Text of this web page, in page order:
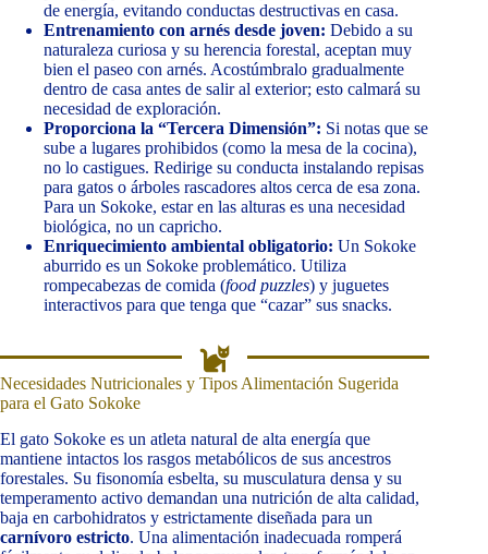
de energía, evitando conductas destructivas en casa.
Entrenamiento con arnés desde joven: Debido a su
naturaleza curiosa y su herencia forestal, aceptan muy
bien el paseo con arnés. Acostúmbralo gradualmente
dentro de casa antes de salir al exterior; esto calmará su
necesidad de exploración.
Proporciona la “Tercera Dimensión”: Si notas que se
sube a lugares prohibidos (como la mesa de la cocina),
no lo castigues. Redirige su conducta instalando repisas
para gatos o árboles rascadores altos cerca de esa zona.
Para un Sokoke, estar en las alturas es una necesidad
biológica, no un capricho.
Enriquecimiento ambiental obligatorio: Un Sokoke
aburrido es un Sokoke problemático. Utiliza
rompecabezas de comida (food puzzles) y juguetes
interactivos para que tenga que “cazar” sus snacks.
Necesidades Nutricionales y Tipos Alimentación Sugerida
para el Gato Sokoke
El gato Sokoke es un atleta natural de alta energía que
mantiene intactos los rasgos metabólicos de sus ancestros
forestales. Su fisonomía esbelta, su musculatura densa y su
temperamento activo demandan una nutrición de alta calidad,
baja en carbohidratos y estrictamente diseñada para un
carnívoro estricto. Una alimentación inadecuada romperá